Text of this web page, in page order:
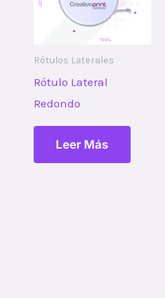
Rótulos Laterales
Rótulo Lateral
Redondo
Leer Más